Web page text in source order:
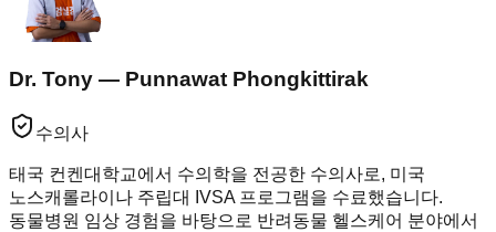
Dr. Tony — Punnawat Phongkittirak
수의사
태국 컨켄대학교에서 수의학을 전공한 수의사로, 미국
노스캐롤라이나 주립대 IVSA 프로그램을 수료했습니다.
동물병원 임상 경험을 바탕으로 반려동물 헬스케어 분야에서